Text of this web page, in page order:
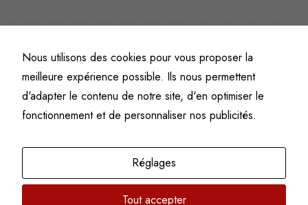
© Fine art numismatics
Politique de confidentialitéConditions générales de vente et d’utilisation
Mentions légales
Nous utilisons des cookies pour vous proposer la
meilleure expérience possible. Ils nous permettent
d'adapter le contenu de notre site, d'en optimiser le
fonctionnement et de personnaliser nos publicités.
Réglages
Tout accepter
puissions
fonctionnalité
et la
structure du
site Web, en
fonction de
en est fait.